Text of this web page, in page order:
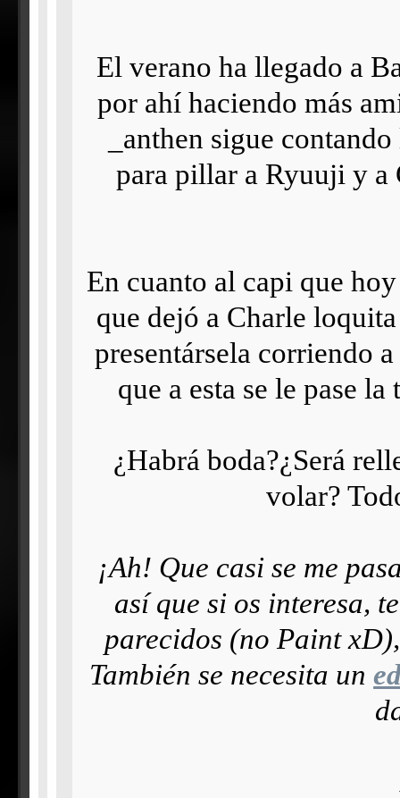
El verano ha llegado a
por ahí haciendo más
_anthen sigue
para pillar a Ryuuji y a
En cuanto al capi que
que dejó a Charle
presentársela corriendo
que a esta se le pase
¿Habrá boda?¿Será
volar?
¡Ah! Que casi se me
así que si os interesa,
parecidos (no Paint
También se necesita un